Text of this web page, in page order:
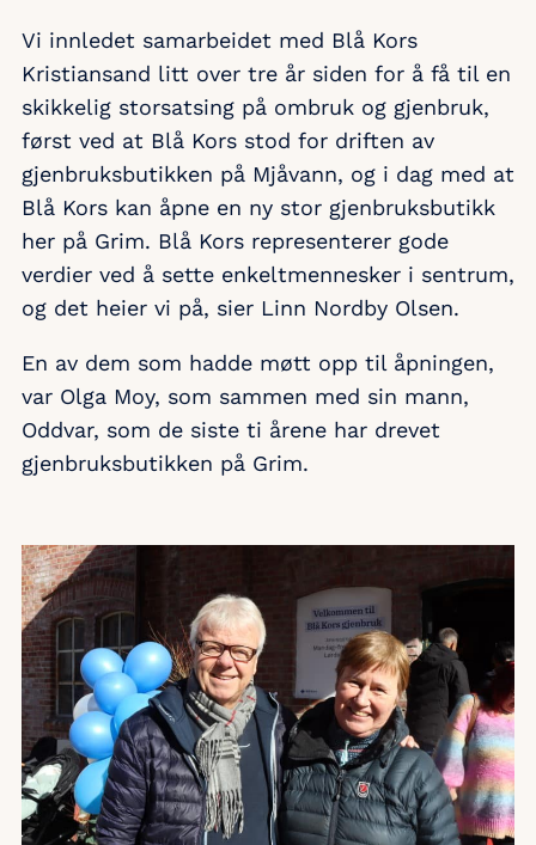
Vi innledet samarbeidet med Blå Kors
Kristiansand litt over tre år siden for å få til en
skikkelig storsatsing på ombruk og gjenbruk,
først ved at Blå Kors stod for driften av
gjenbruksbutikken på Mjåvann, og i dag med at
Blå Kors kan åpne en ny stor gjenbruksbutikk
her på Grim. Blå Kors representerer gode
verdier ved å sette enkeltmennesker i sentrum,
og det heier vi på, sier Linn Nordby Olsen.
En av dem som hadde møtt opp til åpningen,
var Olga Moy, som sammen med sin mann,
Oddvar, som de siste ti årene har drevet
gjenbruksbutikken på Grim.